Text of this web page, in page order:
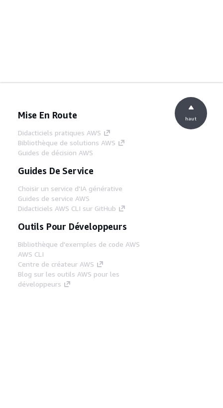
Mise En Route
Didacticiels pratiques AWS
Bibliothèque de solutions AWS
Guides de décision AWS
Guides De Service
Choisir un service d'IA générative
Guides de service AWS
Didacticiels AWS CLI sur GitHub
Outils Pour Développeurs
Bibliothèque d'exemples de code AWS
AWS CLI
Centre de créateur AWS
Blog sur les outils AWS pour les
développeurs
haut